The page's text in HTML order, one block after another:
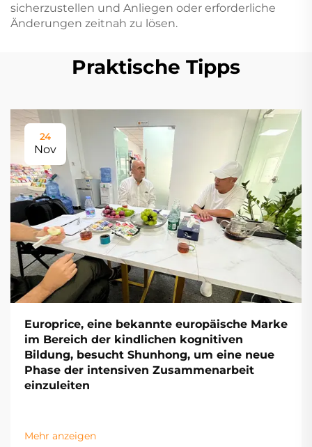
sicherzustellen und Anliegen oder erforderliche
Änderungen zeitnah zu lösen.
Praktische Tipps
24
Nov
Europrice, eine bekannte europäische Marke
im Bereich der kindlichen kognitiven
Bildung, besucht Shunhong, um eine neue
Phase der intensiven Zusammenarbeit
einzuleiten
Mehr anzeigen